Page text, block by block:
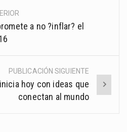
a no ?inflar? el
PUBLICACIÓN SIGUIENTE
hoy con ideas que
conectan al mundo